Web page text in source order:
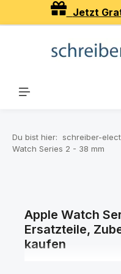
Zum Hauptinhalt springen
Jetzt
Du bist hier: schreiber-
Watch Series 2 - 38 mm
Apple Watch
Ersatzteile,
kaufen